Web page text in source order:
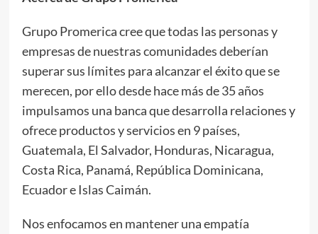
Grupo Promerica cree que todas las personas y
empresas de nuestras comunidades deberían
superar sus límites para alcanzar el éxito que se
merecen, por ello desde hace más de 35 años
impulsamos una banca que desarrolla relaciones y
ofrece productos y servicios en 9 países,
Guatemala, El Salvador, Honduras, Nicaragua,
Costa Rica, Panamá, República Dominicana,
Ecuador e Islas Caimán.
Nos enfocamos en mantener una empatía